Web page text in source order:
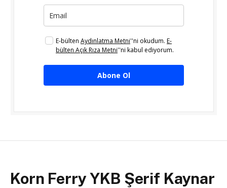
E-bülten Aydınlatma Metni''ni okudum. E-
bülten Açık Rıza Metni''ni kabul ediyorum.
Abone Ol
Korn Ferry YKB Şerif Kaynar